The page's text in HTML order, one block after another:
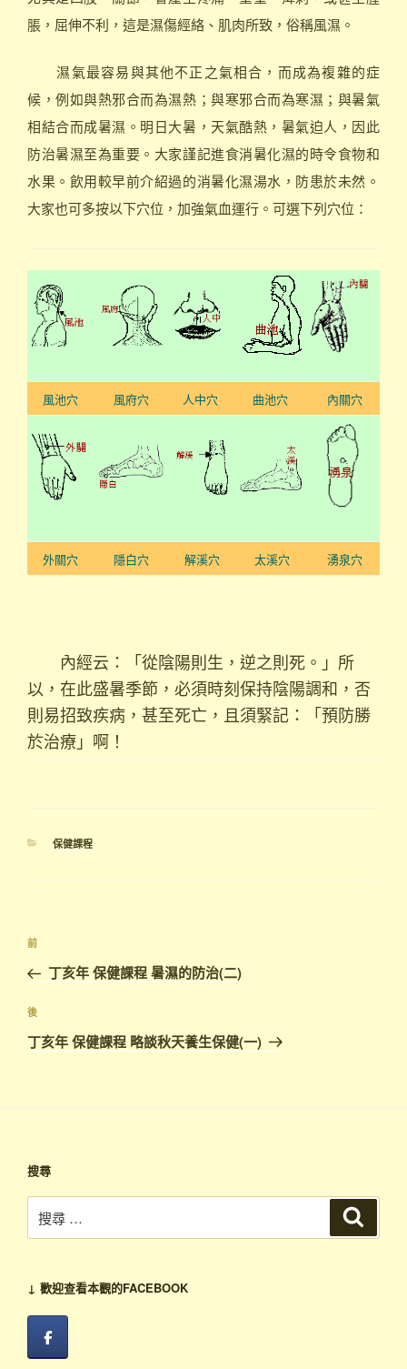
脹，屈伸不利，這是濕傷經絡、肌肉所致，俗稱風濕。
濕氣最容易與其他不正之氣相合，而成為複雜的症
候，例如與熱邪合而為濕熱；與寒邪合而為寒濕；與暑氣
相結合而成暑濕。明日大暑，天氣酷熱，暑氣迫人，因此
防治暑濕至為重要。大家謹記進食消暑化濕的時令食物和
水果。飲用較早前介紹過的消暑化濕湯水，防患於未然。
大家也可多按以下穴位，加強氣血運行。可選下列穴位：
風池穴 風府穴 人中穴 曲池穴 內關穴
外關穴 隱白穴 解溪穴 太溪穴 湧泉穴
內經云：「從陰陽則生，逆之則死。」所
以，在此盛暑季節，必須時刻保持陰陽調和，否
則易招致疾病，甚至死亡，且須緊記：「預防勝
於治療」啊！
分
保健課程
文
導
覽
上
一
篇
文
章
前
丁亥年 保健課程 暑濕的防治(二)
下
篇
文
後
丁亥年 保健課程 略談秋天養生保健(一)
搜尋
尋：
↓ 歡迎查看本觀的FACEBOOK